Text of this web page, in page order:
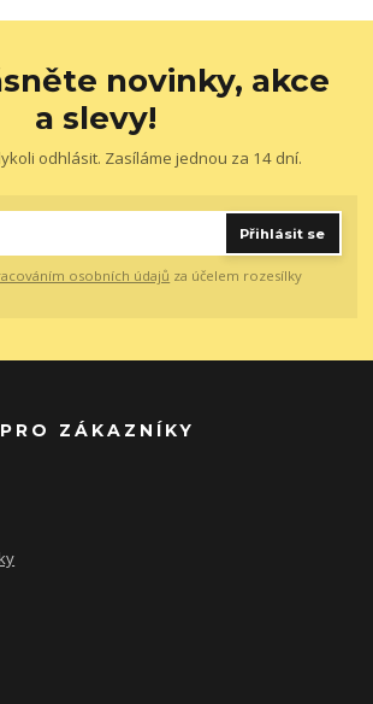
novinky, akce
a slevy!
odhlásit. Zasíláme jednou za 14 dní.
Přihlásit se
osobních údajů za účelem rozesílky
ZÁKAZNÍKY